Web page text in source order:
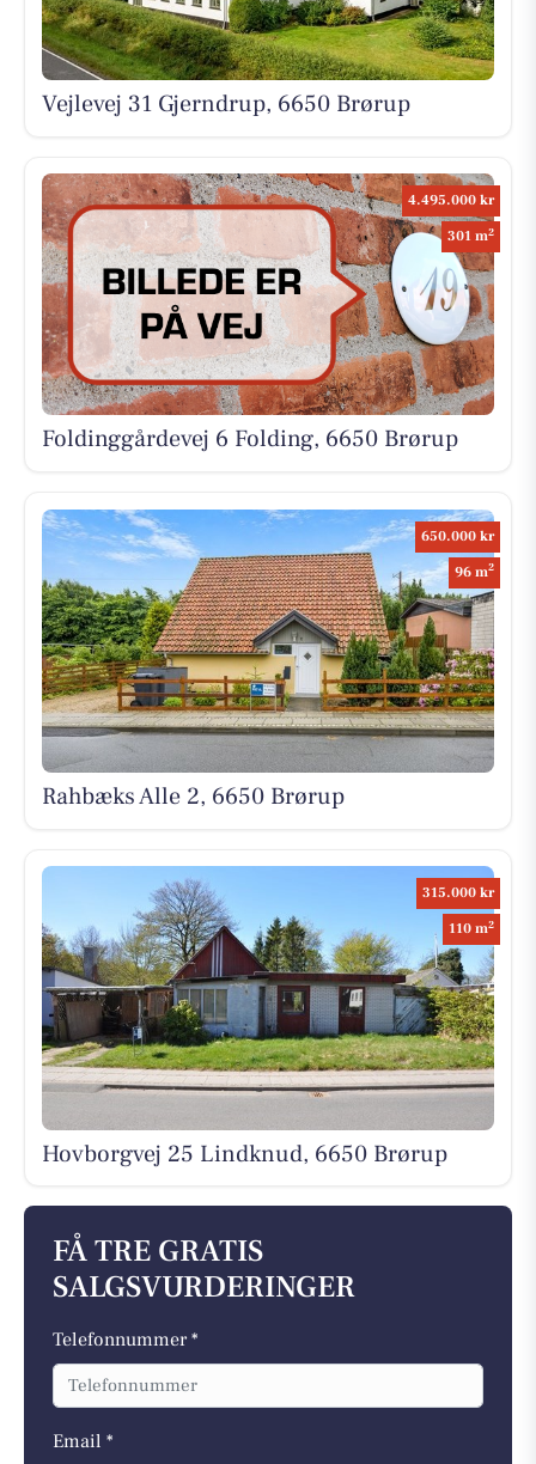
Vejlevej 31 Gjerndrup, 6650 Brørup
4.495.000 kr
301 m2
Foldinggårdevej 6 Folding, 6650 Brørup
650.000 kr
96 m2
Rahbæks Alle 2, 6650 Brørup
315.000 kr
110 m2
Hovborgvej 25 Lindknud, 6650 Brørup
FÅ TRE GRATIS
SALGSVURDERINGER
Telefonnummer *
Email *